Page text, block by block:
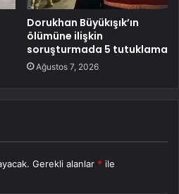
Dorukhan Büyükışık’ın
ölümüne ilişkin
soruşturmada 5 tutuklama
Ağustos 7, 2026
Gerekli alanlar * ile